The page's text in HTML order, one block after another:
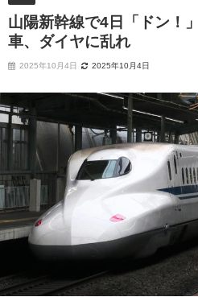
山陽新幹線で4日「ドン！
車、ダイヤに乱れ
2025年10月4日 2025年10月4日